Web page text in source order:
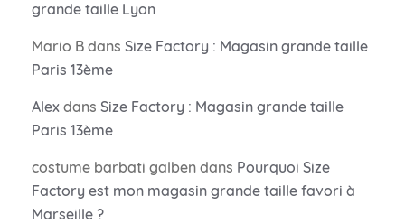
grande taille Lyon
Mario B dans Size Factory : Magasin grande taille
Paris 13ème
Alex dans Size Factory : Magasin grande taille
Paris 13ème
costume barbati galben dans Pourquoi Size
Factory est mon magasin grande taille favori à
Marseille ?